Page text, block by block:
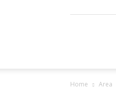
Home Area